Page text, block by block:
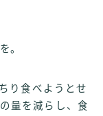
。
り食べようとせ
量を減らし、食